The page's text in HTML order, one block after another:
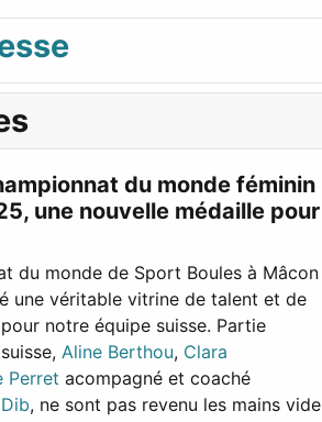
du monde féminin
une nouvelle médaille pour
du monde de Sport Boules à Mâcon
une véritable vitrine de talent et de
notre équipe suisse. Partie
Aline Berthou, Clara
Perret acompagné et coaché
, ne sont pas revenu les mains vide